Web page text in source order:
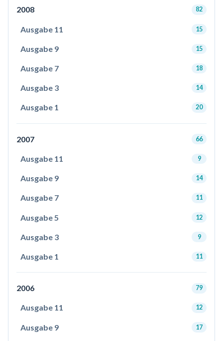
2008 82
Ausgabe 11 15
Ausgabe 9 15
Ausgabe 7 18
Ausgabe 3 14
Ausgabe 1 20
2007 66
Ausgabe 11 9
Ausgabe 9 14
Ausgabe 7 11
Ausgabe 5 12
Ausgabe 3 9
Ausgabe 1 11
2006 79
Ausgabe 11 12
Ausgabe 9 17